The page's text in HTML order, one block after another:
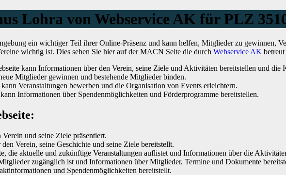
Lohra von Webservice AK für PLZ
ein wichtiger Teil ihrer Online-Präsenz und kann helfen, Mitglieder zu gewinnen,
wichtig ist. Dies sehen Sie hier auf der MACN Seite die durch Webservice AK
kann Informationen über den Verein, seine Ziele und Aktivitäten bereitstellen und
Mitglieder gewinnen und bestehende Mitglieder binden.
Veranstaltungen bewerben und die Organisation von Events erleichtern.
Informationen über Spendenmöglichkeiten und Förderprogramme bereitstellen.
und seine Ziele präsentiert.
Verein, seine Geschichte und seine Ziele bereitstellt.
die aktuelle und zukünftige Veranstaltungen auflistet und Informationen über die
zugänglich ist und Informationen über Mitglieder, Termine und Dokumente
und Spendenmöglichkeiten bereitstellt.